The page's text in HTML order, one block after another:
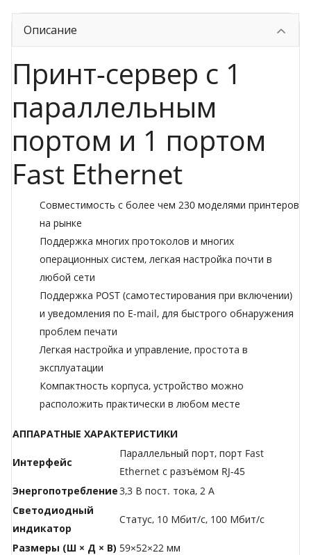
Описание
Принт-сервер с 1
параллельным
портом и 1 портом
Fast Ethernet
Совместимость с более чем 230 моделями принтеров
на рынке
Поддержка многих протоколов и многих
операционных систем, легкая настройка почти в
любой сети
Поддержка POST (самотестирования при включении)
и уведомления по E-mail, для быстрого обнаружения
проблем печати
Легкая настройка и управление, простота в
эксплуатации
Компактность корпуса, устройство можно
расположить практически в любом месте
АППАРАТНЫЕ ХАРАКТЕРИСТИКИ
Интерфейс
Параллельный порт, порт Fast
Ethernet с разъёмом RJ-45
Энергопотребление3,3 В пост. тока, 2 А
Светодиодный
индикатор
Статус, 10 Мбит/с, 100 Мбит/с
Размеры (Ш × Д × В) 59×52×22 мм